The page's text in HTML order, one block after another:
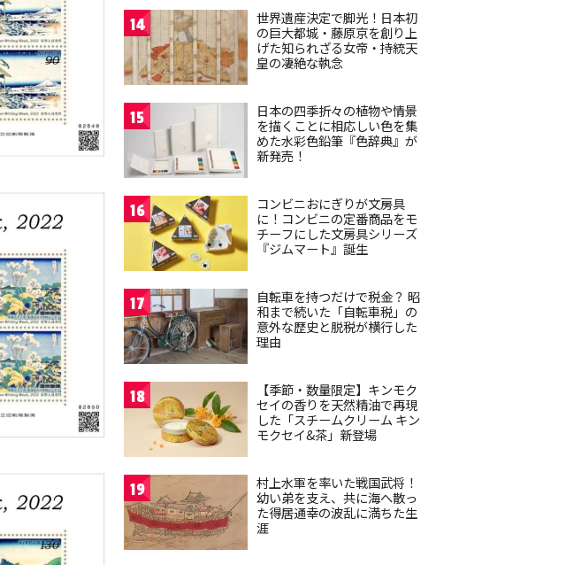
14
世界遺産決定で脚光！日本初
の巨大都城・藤原京を創り上
げた知られざる女帝・持統天
皇の凄絶な執念
15
日本の四季折々の植物や情景
を描くことに相応しい色を集
めた水彩色鉛筆『色辞典』が
新発売！
16
コンビニおにぎりが文房具
に！コンビニの定番商品をモ
チーフにした文房具シリーズ
『ジムマート』誕生
17
自転車を持つだけで税金？ 昭
和まで続いた「自転車税」の
意外な歴史と脱税が横行した
理由
18
【季節・数量限定】キンモク
セイの香りを天然精油で再現
した「スチームクリーム キン
モクセイ&茶」新登場
19
村上水軍を率いた戦国武将！
幼い弟を支え、共に海へ散っ
た得居通幸の波乱に満ちた生
涯